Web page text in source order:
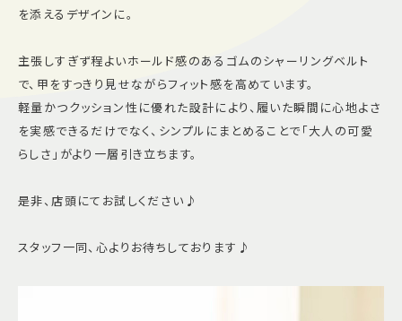
Follow US
を添えるデザインに。
主張しすぎず程よいホールド感のあるゴムのシャーリングベルト
で、甲をすっきり見せながらフィット感を高めています。
軽量かつクッション性に優れた設計により、履いた瞬間に心地よさ
を実感できるだけでなく、シンプルにまとめることで「大人の可愛
らしさ」がより一層引き立ちます。
是非、店頭にてお試しください♪
スタッフ一同、心よりお待ちしております♪